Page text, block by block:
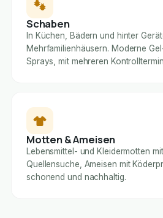
Schaben
In Küchen, Bädern und hinter
Mehrfamilienhäusern. Moderne
Sprays, mit mehreren
Motten & Ameisen
Lebensmittel- und Kleidermotten
Quellensuche, Ameisen mit
schonend und nachhaltig.